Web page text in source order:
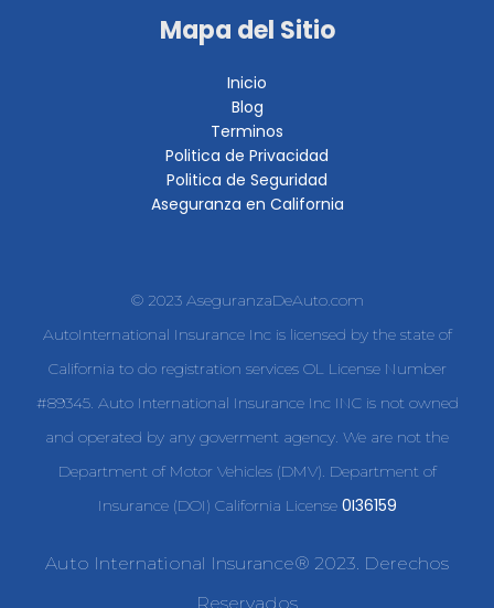
Mapa del Sitio
Inicio
Blog
Terminos
Politica de Privacidad
Politica de Seguridad
Aseguranza en California
© 2023 AseguranzaDeAuto.com
AutoInternational Insurance Inc is licensed by the state of
California to do registration services OL License Number
#89345. Auto International Insurance Inc INC is not owned
and operated by any goverment agency. We are not the
Department of Motor Vehicles (DMV). Department of
Insurance (DOI) California License 0I36159
Auto International Insurance® 2023. Derechos
Reservados